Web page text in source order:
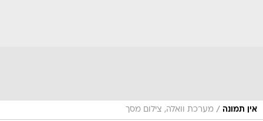
אין תמונה / מערכת וואלה, צילום מסך